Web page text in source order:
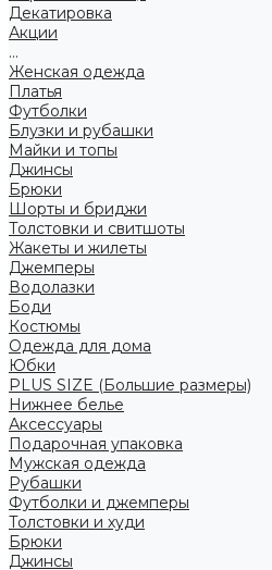
Декатировка
Акции
...
Женская одежда
Платья
Футболки
Блузки и рубашки
Майки и топы
Джинсы
Брюки
Шорты и бриджи
Толстовки и свитшоты
Жакеты и жилеты
Джемперы
Водолазки
Боди
Костюмы
Одежда для дома
Юбки
PLUS SIZE (Большие размеры)
Нижнее белье
Аксессуары
Подарочная упаковка
Мужская одежда
Рубашки
Футболки и джемперы
Толстовки и худи
Брюки
Джинсы